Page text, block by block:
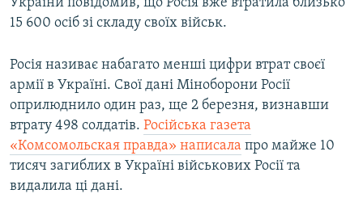
України повідомив, що Росія вже втратила близько
15 600 осіб зі складу своїх військ.
Росія називає набагато менші цифри втрат своєї
армії в Україні. Свої дані Міноборони Росії
оприлюднило один раз, ще 2 березня, визнавши
втрату 498 солдатів. Російська газета
«Комсомольская правда» написала про майже 10
тисяч загиблих в Україні військових Росії та
видалила ці дані.